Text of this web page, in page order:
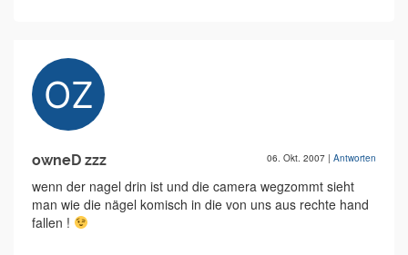
owneD zzz 06. Okt. 2007 | Antworten
wenn der nagel drin ist und die camera wegzommt sieht
man wie die nägel komisch in die von uns aus rechte hand
fallen !